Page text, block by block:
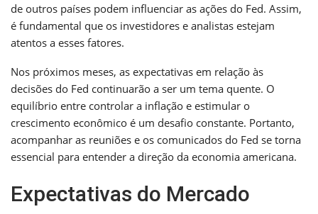
de outros países podem influenciar as ações do Fed. Assim,
é fundamental que os investidores e analistas estejam
atentos a esses fatores.
Nos próximos meses, as expectativas em relação às
decisões do Fed continuarão a ser um tema quente. O
equilíbrio entre controlar a inflação e estimular o
crescimento econômico é um desafio constante. Portanto,
acompanhar as reuniões e os comunicados do Fed se torna
essencial para entender a direção da economia americana.
Expectativas do Mercado